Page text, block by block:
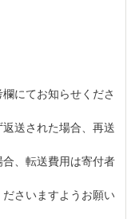
にてお知らせくださ
送された場合、再送
、転送費用は寄付者
さいますようお願い